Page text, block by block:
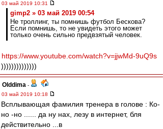
03 май 2019 10:31
gimp2 » 03 май 2019 00:54
Не троллинг, ты помнишь футбол Бескова?
Если помнишь, то не увидеть этого может
только очень сильно предвзятый человек.
https://www.youtube.com/watch?v=jjwMd-9uQ9s
))))))))))))))
Olddima -
03 май 2019 10:18
Всплывающая фамилия тренера в голове : Ко-
но -но ...... да ну нах, лезу в интернет, бля
действительно ...в